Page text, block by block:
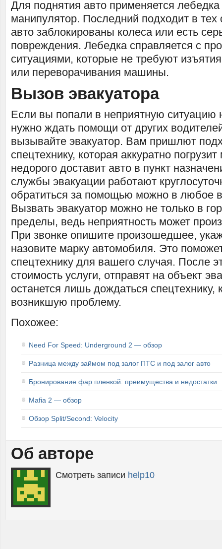
Для поднятия авто применяется
манипулятор. Последний подходит в тех
авто заблокированы колеса или есть
повреждения. Лебедка справляется с
ситуациями, которые не требуют
или переворачивания машины.
Вызов эвакуатора
Если вы попали в неприятную ситуацию
нужно ждать помощи от других
вызывайте эвакуатор. Вам пришлют
спецтехнику, которая аккуратно
недорого доставит авто в пункт
службы эвакуации работают
обратиться за помощью можно в любое
Вызвать эвакуатор можно не только в
пределы, ведь неприятность может
При звонке опишите произошедшее,
назовите марку автомобиля. Это
спецтехнику для вашего случая. После
стоимость услуги, отправят на объект
останется лишь дождаться спецтехнику,
возникшую проблему.
Похожее:
Need For Speed: Underground 2 — обзор
Разница между займом под залог ПТС и под залог авто
Бронирование фар пленкой: преимущества и недостатки
Mafia 2 — обзор
Обзор Split/Second: Velocity
Об авторе
Смотреть записи help10